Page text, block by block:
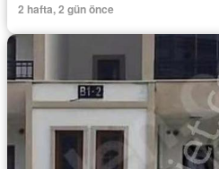
2 hafta, 2 gün önce